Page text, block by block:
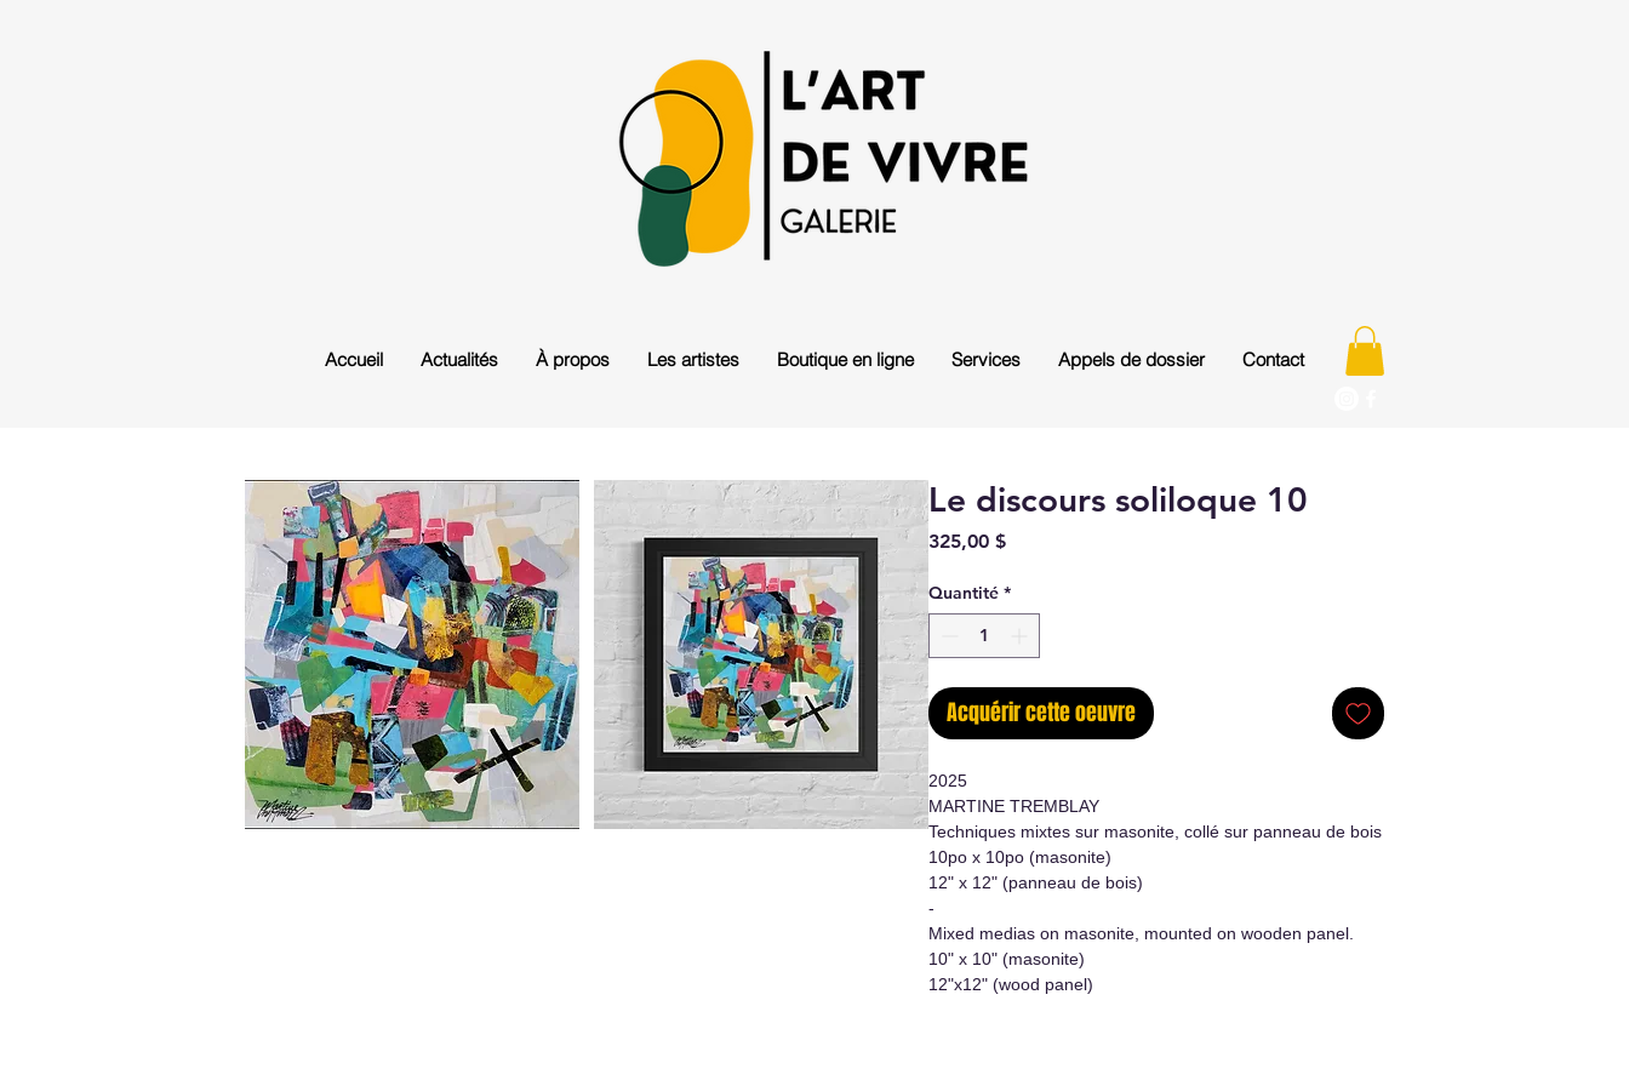
Accueil Actualités À propos Les artistes Boutique en ligne Services Appels de dossier Contact
Le discours soliloque 10
325,00 $Prix
Quantité *
Acquérir cette oeuvre
2025
MARTINE TREMBLAY
Techniques mixtes sur masonite, collé sur panneau de bois
10po x 10po (masonite)
12" x 12" (panneau de bois)
-
Mixed medias on masonite, mounted on wooden panel.
10" x 10" (masonite)
12"x12" (wood panel)